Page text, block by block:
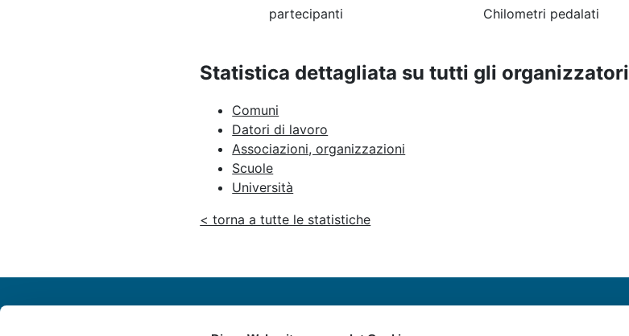
partecipanti Chilometri pedalati
Statistica dettagliata su tutti gli organizzatori
Comuni
Datori di lavoro
Associazioni, organizzazioni
Scuole
Università
< torna a tutte le statistiche